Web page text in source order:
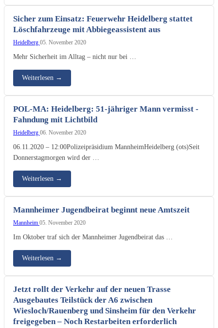
Sicher zum Einsatz: Feuerwehr Heidelberg stattet
Löschfahrzeuge mit Abbiegeassistent aus
Heidelberg 05. November 2020
Mehr Sicherheit im Alltag – nicht nur bei …
Weiterlesen →
POL-MA: Heidelberg: 51-jähriger Mann vermisst -
Fahndung mit Lichtbild
Heidelberg 06. November 2020
06.11.2020 – 12:00Polizeipräsidium MannheimHeidelberg (ots)Seit
Donnerstagmorgen wird der …
Weiterlesen →
Mannheimer Jugendbeirat beginnt neue Amtszeit
Mannheim 05. November 2020
Im Oktober traf sich der Mannheimer Jugendbeirat das …
Weiterlesen →
Jetzt rollt der Verkehr auf der neuen Trasse
Ausgebautes Teilstück der A6 zwischen
Wiesloch/Rauenberg und Sinsheim für den Verkehr
freigegeben – Noch Restarbeiten erforderlich